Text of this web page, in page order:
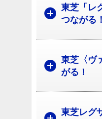
東芝「レ
つながる！
東芝〈ヴ
がる！
東芝レグ